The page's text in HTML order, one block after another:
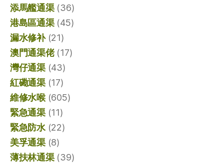
添馬艦通渠(36)
港島區通渠(45)
漏水修补(21)
澳門通渠佬(17)
灣仔通渠(43)
紅磡通渠(17)
維修水喉(605)
緊急通渠(11)
緊急防水(22)
美孚通渠(8)
薄扶林通渠(39)